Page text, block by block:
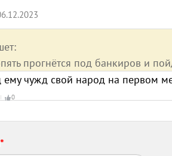
прогнётся под банкиров и
ему чужд свой народ на первом
0
*